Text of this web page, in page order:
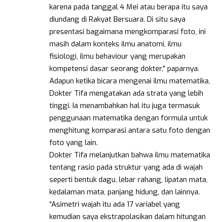
karena pada tanggal 4 Mei atau berapa itu saya
diundang di Rakyat Bersuara. Di situ saya
presentasi bagaimana mengkomparasi foto, ini
masih dalam konteks ilmu anatomi, ilmu
fisiologi, ilmu behaviour yang merupakan
kompetensi dasar seorang dokter,” paparnya.
Adapun ketika bicara mengenai ilmu matematika,
Dokter Tifa mengatakan ada strata yang lebih
tinggi. Ia menambahkan hal itu juga termasuk
penggunaan matematika dengan formula untuk
menghitung komparasi antara satu foto dengan
foto yang lain.
Dokter Tifa melanjutkan bahwa ilmu matematika
tentang rasio pada struktur yang ada di wajah
seperti bentuk dagu, lebar rahang, lipatan mata,
kedalaman mata, panjang hidung, dan lainnya.
“Asimetri wajah itu ada 17 variabel yang
kemudian saya ekstrapolasikan dalam hitungan